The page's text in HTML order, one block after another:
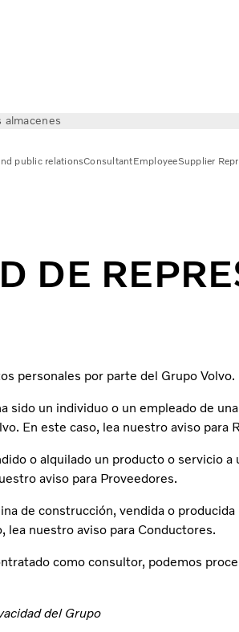
almacenes
public relationsConsultantEmployeeSupplier
DE
personales por parte del Grupo Volvo.
un individuo o un empleado de
En este caso, lea nuestro aviso para
o alquilado un producto o servicio
aviso para Proveedores.
de construcción, vendida o
lea nuestro aviso para Conductores.
como consultor, podemos
del Grupo